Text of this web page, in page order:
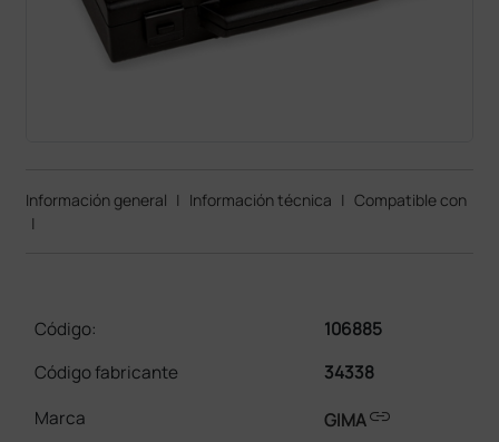
Información general | Información técnica | Compatible con
|
Código:
106885
Código fabricante
34338
Marca
GIMAlink